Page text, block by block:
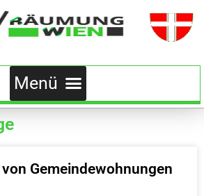
Gemeindewohnungen